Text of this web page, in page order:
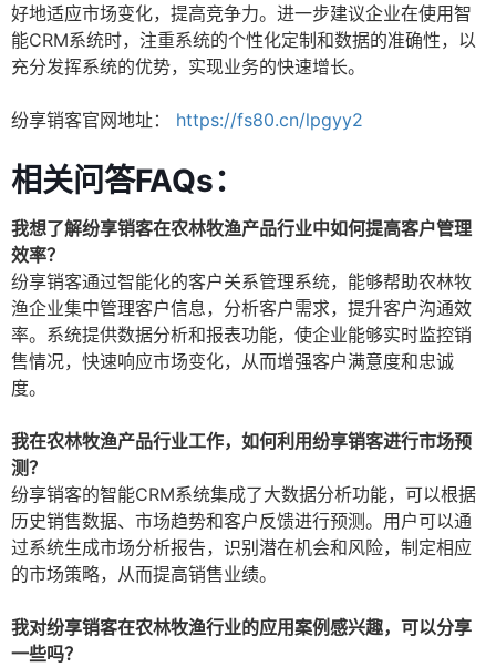
好地适应市场变化，提高竞争力。进一步建议企业在使用智
能CRM系统时，注重系统的个性化定制和数据的准确性，以
充分发挥系统的优势，实现业务的快速增长。
纷享销客官网地址： https://fs80.cn/lpgyy2
相关问答FAQs：
我想了解纷享销客在农林牧渔产品行业中如何提高客户管理
效率？
纷享销客通过智能化的客户关系管理系统，能够帮助农林牧
渔企业集中管理客户信息，分析客户需求，提升客户沟通效
率。系统提供数据分析和报表功能，使企业能够实时监控销
售情况，快速响应市场变化，从而增强客户满意度和忠诚
度。
我在农林牧渔产品行业工作，如何利用纷享销客进行市场预
测？
纷享销客的智能CRM系统集成了大数据分析功能，可以根据
历史销售数据、市场趋势和客户反馈进行预测。用户可以通
过系统生成市场分析报告，识别潜在机会和风险，制定相应
的市场策略，从而提高销售业绩。
我对纷享销客在农林牧渔行业的应用案例感兴趣，可以分享
一些吗？